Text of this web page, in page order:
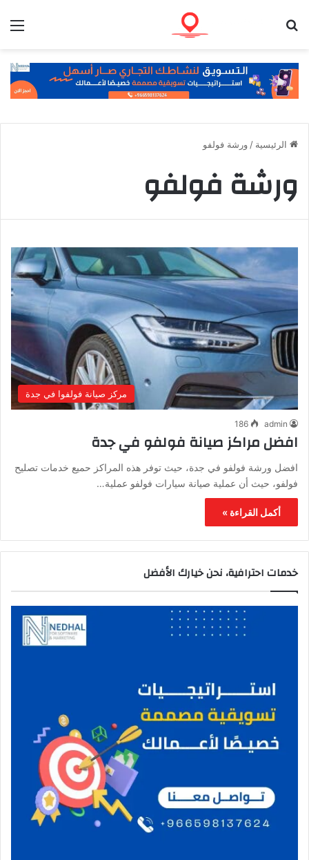
الرئيسية / ورشة فولفو
ورشة فولفو
مركز صيانة فولفوا في جدة
admin
186
افضل مراكز صيانة فولفو في جدة
افضل ورشة فولفو في جدة، حيث توفر هذه المراكز حميع خدمات تصليح
فولفو، حيث أن عملية صيانة سيارات فولفو عملية…
أكمل القراءة »
خدمات احترافية، نحن خيارك الأفضل